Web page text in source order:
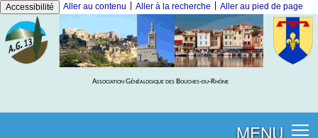
Accessibilité Aller au contenu Aller à la recherche Aller au pied de page
Association Généalogique des Bouches-du-Rhône
MENU